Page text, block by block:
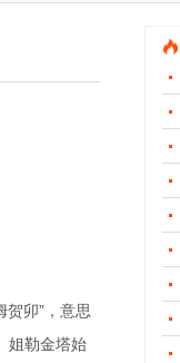
卯”，意思
姐勒金塔始